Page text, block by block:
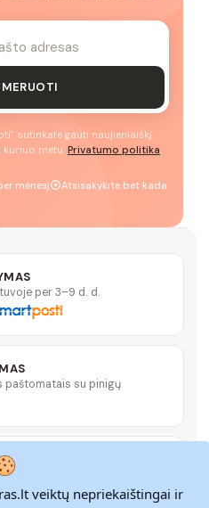
sutinkate gauti naujienlaiškį
kuriuo metu. Privatumo politika
mėnesį Atsisakykite bet kada
per 3–9 d. d.
paštomatais su pinigų
aukščiausią jūsų duomenų
veiktų nepriekaištingai ir